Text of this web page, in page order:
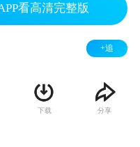
看高清完整版
+追
下载 分享